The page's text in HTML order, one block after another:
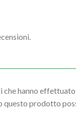
che hanno
questo prodotto